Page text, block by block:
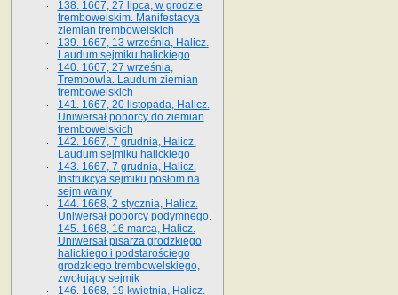
138. 1667, 27 lipca, w grodzie
trembowelskim. Manifestacya
ziemian trembowelskich
139. 1667, 13 września, Halicz.
Laudum sejmiku halickiego
140. 1667, 27 września,
Trembowla. Laudum ziemian
trembowelskich
141. 1667, 20 listopada, Halicz.
Uniwersał poborcy do ziemian
trembowelskich
142. 1667, 7 grudnia, Halicz.
Laudum sejmiku halickiego
143. 1667, 7 grudnia, Halicz.
Instrukcya sejmiku posłom na
sejm walny
144. 1668, 2 stycznia, Halicz.
Uniwersał poborcy podymnego.
145. 1668, 16 marca, Halicz.
Uniwersał pisarza grodzkiego
halickiego i podstarościego
grodzkiego trembowelskiego,
zwołujący sejmik
146. 1668, 19 kwietnia, Halicz.